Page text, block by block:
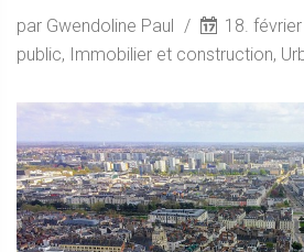
par Gwendoline Paul 18.
public, Immobilier et construction,